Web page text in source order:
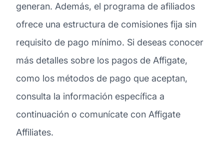
generan. Además, el programa de afiliados
ofrece una estructura de comisiones fija sin
requisito de pago mínimo. Si deseas conocer
más detalles sobre los pagos de Affigate,
como los métodos de pago que aceptan,
consulta la información específica a
continuación o comunícate con Affigate
Affiliates.